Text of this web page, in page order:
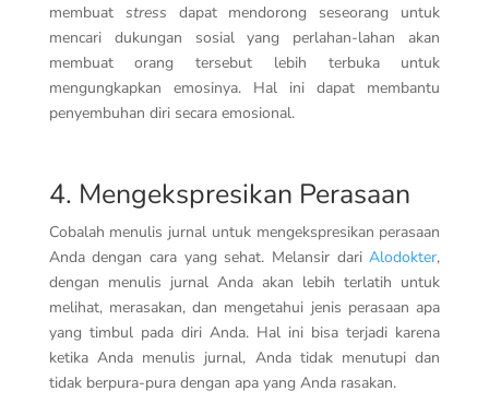
membuat stress dapat mendorong seseorang untuk
mencari dukungan sosial yang perlahan-lahan akan
membuat orang tersebut lebih terbuka untuk
mengungkapkan emosinya. Hal ini dapat membantu
penyembuhan diri secara emosional.
4. Mengekspresikan Perasaan
Cobalah menulis jurnal untuk mengekspresikan perasaan
Anda dengan cara yang sehat. Melansir dariAlodokter,
dengan menulis jurnal Anda akan lebih terlatih untuk
melihat, merasakan, dan mengetahui jenis perasaan apa
yang timbul pada diri Anda. Hal ini bisa terjadi karena
ketika Anda menulis jurnal, Anda tidak menutupi dan
tidak berpura-pura dengan apa yang Anda rasakan.